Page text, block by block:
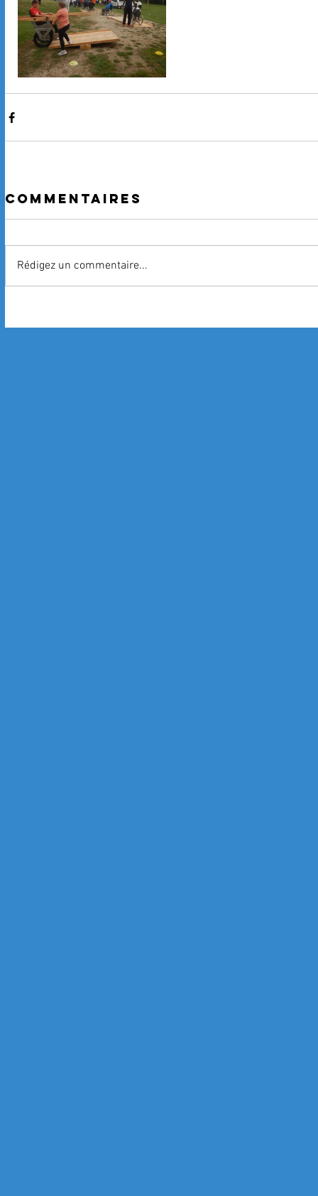
Commentaires
Rédigez un commentaire...